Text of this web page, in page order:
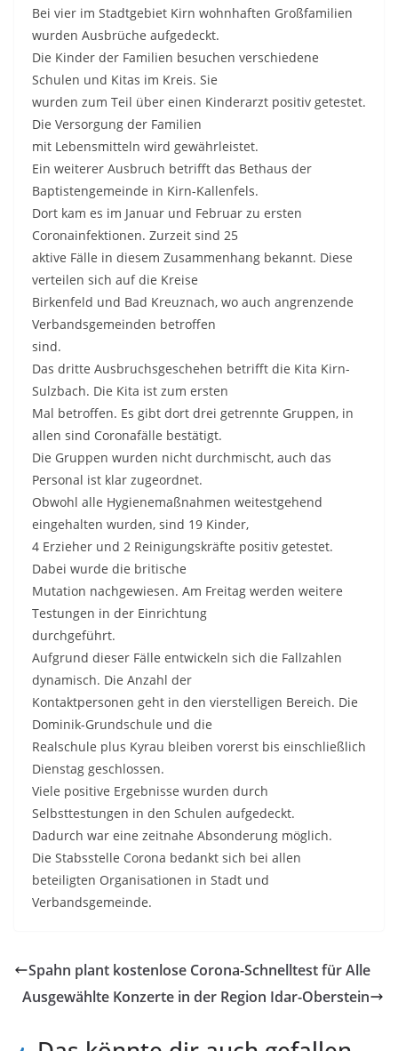
Bei vier im Stadtgebiet Kirn wohnhaften Großfamilien
wurden Ausbrüche aufgedeckt.
Die Kinder der Familien besuchen verschiedene
Schulen und Kitas im Kreis. Sie
wurden zum Teil über einen Kinderarzt positiv getestet.
Die Versorgung der Familien
mit Lebensmitteln wird gewährleistet.
Ein weiterer Ausbruch betrifft das Bethaus der
Baptistengemeinde in Kirn-Kallenfels.
Dort kam es im Januar und Februar zu ersten
Coronainfektionen. Zurzeit sind 25
aktive Fälle in diesem Zusammenhang bekannt. Diese
verteilen sich auf die Kreise
Birkenfeld und Bad Kreuznach, wo auch angrenzende
Verbandsgemeinden betroffen
sind.
Das dritte Ausbruchsgeschehen betrifft die Kita Kirn-
Sulzbach. Die Kita ist zum ersten
Mal betroffen. Es gibt dort drei getrennte Gruppen, in
allen sind Coronafälle bestätigt.
Die Gruppen wurden nicht durchmischt, auch das
Personal ist klar zugeordnet.
Obwohl alle Hygienemaßnahmen weitestgehend
eingehalten wurden, sind 19 Kinder,
4 Erzieher und 2 Reinigungskräfte positiv getestet.
Dabei wurde die britische
Mutation nachgewiesen. Am Freitag werden weitere
Testungen in der Einrichtung
durchgeführt.
Aufgrund dieser Fälle entwickeln sich die Fallzahlen
dynamisch. Die Anzahl der
Kontaktpersonen geht in den vierstelligen Bereich. Die
Dominik-Grundschule und die
Realschule plus Kyrau bleiben vorerst bis einschließlich
Dienstag geschlossen.
Viele positive Ergebnisse wurden durch
Selbsttestungen in den Schulen aufgedeckt.
Dadurch war eine zeitnahe Absonderung möglich.
Die Stabsstelle Corona bedankt sich bei allen
beteiligten Organisationen in Stadt und
Verbandsgemeinde.
Spahn plant kostenlose Corona-Schnelltest für Alle
Ausgewählte Konzerte in der Region Idar-Oberstein